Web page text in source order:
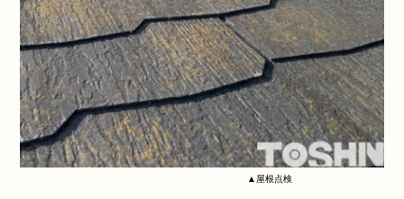
▲屋根点検